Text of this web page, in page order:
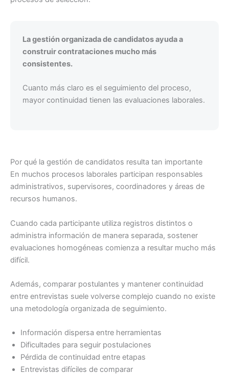
La gestión organizada de candidatos ayuda a
construir contrataciones mucho más
consistentes.
Cuanto más claro es el seguimiento del proceso,
mayor continuidad tienen las evaluaciones laborales.
Por qué la gestión de candidatos resulta tan importante
En muchos procesos laborales participan responsables
administrativos, supervisores, coordinadores y áreas de
recursos humanos.
Cuando cada participante utiliza registros distintos o
administra información de manera separada, sostener
evaluaciones homogéneas comienza a resultar mucho más
difícil.
Además, comparar postulantes y mantener continuidad
entre entrevistas suele volverse complejo cuando no existe
una metodología organizada de seguimiento.
Información dispersa entre herramientas
Dificultades para seguir postulaciones
Pérdida de continuidad entre etapas
Entrevistas difíciles de comparar